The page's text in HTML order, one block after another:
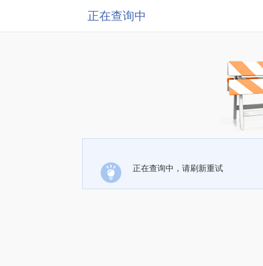
正在查询中
正在查询中，请刷新重试